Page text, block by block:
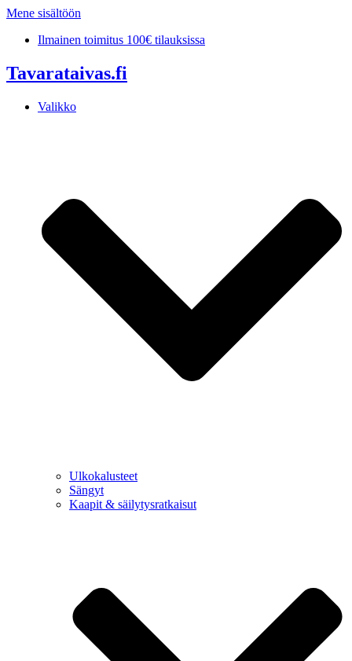
Mene sisältöön
Ilmainen toimitus 100€ tilauksissa
Tavarataivas.fi
Valikko
Ulkokalusteet
Sängyt
Kaapit & säilytysratkaisut